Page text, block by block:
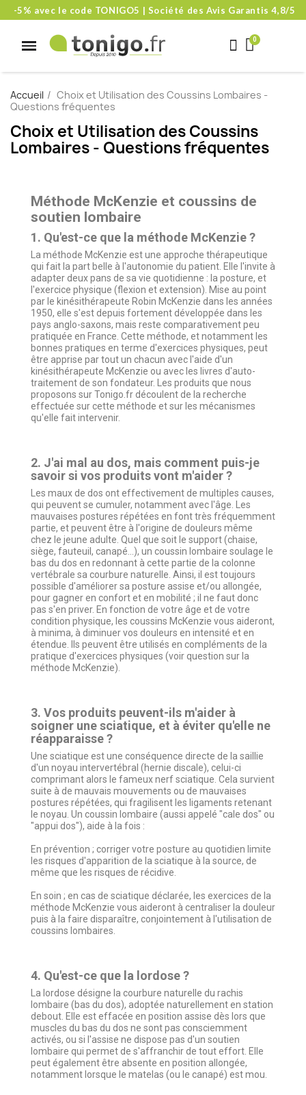
-5% avec le code TONIGO5 | Société des Avis Garantis 4,8/5
Accueil
Choix et Utilisation des Coussins Lombaires -
Questions fréquentes
Choix et Utilisation des Coussins
Lombaires - Questions fréquentes
Méthode McKenzie et coussins de
soutien lombaire
1. Qu'est-ce que la méthode McKenzie ?
La méthode McKenzie est une approche thérapeutique
qui fait la part belle à l'autonomie du patient. Elle l'invite à
adapter deux pans de sa vie quotidienne : la posture, et
l'exercice physique (flexion et extension). Mise au point
par le kinésithérapeute Robin McKenzie dans les années
1950, elle s'est depuis fortement développée dans les
pays anglo-saxons, mais reste comparativement peu
pratiquée en France. Cette méthode, et notamment les
bonnes pratiques en terme d'exercices physiques, peut
être apprise par tout un chacun avec l'aide d'un
kinésithérapeute McKenzie ou avec les livres d'auto-
traitement de son fondateur. Les produits que nous
proposons sur Tonigo.fr découlent de la recherche
effectuée sur cette méthode et sur les mécanismes
qu'elle fait intervenir.
2. J'ai mal au dos, mais comment puis-je
savoir si vos produits vont m'aider ?
Les maux de dos ont effectivement de multiples causes,
qui peuvent se cumuler, notamment avec l'âge. Les
mauvaises postures répétées en font très fréquemment
partie, et peuvent être à l'origine de douleurs même
chez le jeune adulte. Quel que soit le support (chaise,
siège, fauteuil, canapé…), un coussin lombaire soulage le
bas du dos en redonnant à cette partie de la colonne
vertébrale sa courbure naturelle. Ainsi, il est toujours
possible d'améliorer sa posture assise et/ou allongée,
pour gagner en confort et en mobilité ; il ne faut donc
pas s'en priver. En fonction de votre âge et de votre
condition physique, les coussins McKenzie vous aideront,
à minima, à diminuer vos douleurs en intensité et en
étendue. Ils peuvent être utilisés en compléments de la
pratique d'exercices physiques (voir question sur la
méthode McKenzie).
3. Vos produits peuvent-ils m'aider à
soigner une sciatique, et à éviter qu'elle ne
réapparaisse ?
Une sciatique est une conséquence directe de la saillie
d'un noyau intervertébral (hernie discale), celui-ci
comprimant alors le fameux nerf sciatique. Cela survient
suite à de mauvais mouvements ou de mauvaises
postures répétées, qui fragilisent les ligaments retenant
le noyau. Un coussin lombaire (aussi appelé "cale dos" ou
"appui dos"), aide à la fois :
En prévention ; corriger votre posture au quotidien limite
les risques d'apparition de la sciatique à la source, de
même que les risques de récidive.
En soin ; en cas de sciatique déclarée, les exercices de la
méthode McKenzie vous aideront à centraliser la douleur
puis à la faire disparaître, conjointement à l'utilisation de
coussins lombaires.
4. Qu'est-ce que la lordose ?
La lordose désigne la courbure naturelle du rachis
lombaire (bas du dos), adoptée naturellement en station
debout. Elle est effacée en position assise dès lors que
muscles du bas du dos ne sont pas consciemment
activés, ou si l'assise ne dispose pas d'un soutien
lombaire qui permet de s'affranchir de tout effort. Elle
peut également être absente en position allongée,
notamment lorsque le matelas (ou le canapé) est mou.